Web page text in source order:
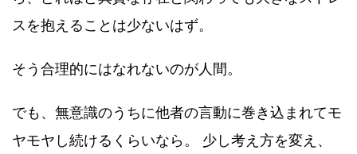
スを抱えることは少ないはず。
そう合理的にはなれないのが人間。
でも、無意識のうちに他者の言動に巻き込まれてモ
ヤモヤし続けるくらいなら。 少し考え方を変え、